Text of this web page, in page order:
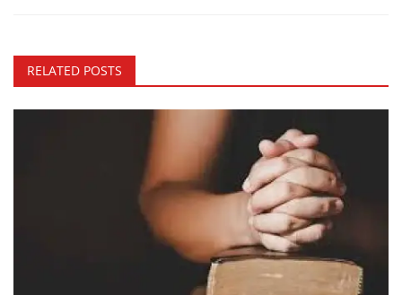
RELATED POSTS